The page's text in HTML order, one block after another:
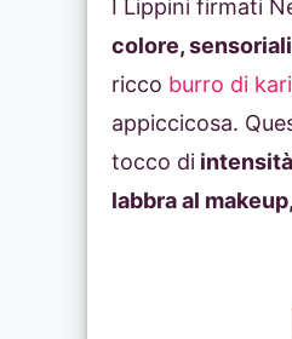
I Lippini firmati
colore,
ricco burro di
appiccicosa.
tocco di
labbra al